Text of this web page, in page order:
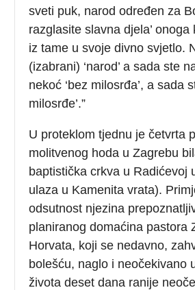
sveti puk, narod određen za
razglasite slavna djela’ onoga
iz tame u svoje divno svjetlo.
(izabrani) ‘narod’ a sada ste
nekoć ‘bez milosrđa’, a sada
milosrđe’.”
U proteklom tjednu je četvrta
molitvenog hoda u Zagrebu
baptistička crkva u Radićevoj
ulaza u Kamenita vrata).
odsutnost njezina
planiranog domaćina pastora
Horvata, koji se nedavno,
bolešću, naglo i neočekivano
života deset dana ranije